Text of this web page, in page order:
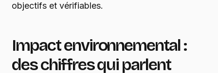
objectifs et vérifiables.
Impact environnemental :
des chiffres qui parlent